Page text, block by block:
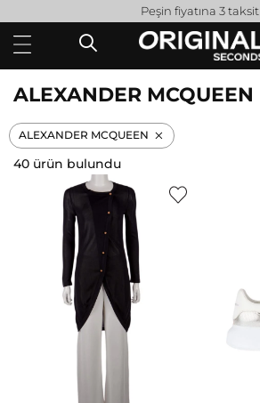
Peşin fiyatına 3 taksit
ALEXANDER MCQUEEN
ALEXANDER MCQUEEN
40 ürün bulundu